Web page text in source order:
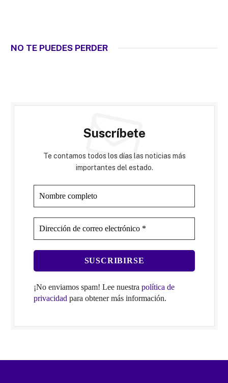
NO TE PUEDES PERDER
Suscríbete
Te contamos todos los días las noticias más
importantes del estado.
¡No enviamos spam! Lee nuestra política de
privacidad para obtener más información.